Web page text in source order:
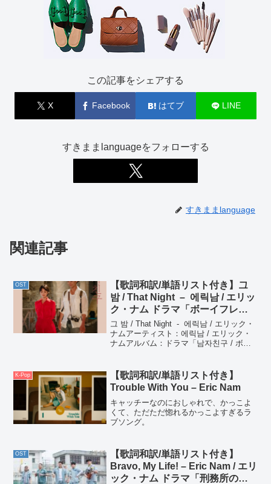
この記事をシェアする
X Facebook はてブ LINE
すきままlanguageをフォローする
すきままlanguage
関連記事
OST
【歌詞和訳/単語リスト付き】그
밤 / That Night – 에릭남 / エリッ
ク・ナム ドラマ「ボーイフレン
ド」OST Pt. 4
그 밤 / That Night - 에릭남 / エリック・
ナムアーティスト：에릭남 / エリック・
ナムアルバム：ドラマ「남자친구 / ボー
K-Pop
【歌詞和訳/単語リスト付き】
Trouble With You – Eric Nam
キャッチーなのにおしゃれで、かっこよ
くて、ただただ惚れるかっこよすぎるラ
ブソング。
OST
【歌詞和訳/単語リスト付き】
Bravo, My Life! – Eric Nam / エリ
ック・ナム ドラマ「刑務所のル